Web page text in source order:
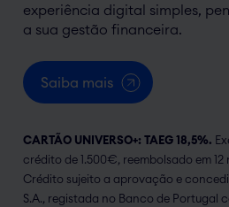
experiência digital simples,
a sua gestão financeira.
Saiba mais
CARTÃO UNIVERSO+: TAEG 18,5%.
crédito de 1.500€, reembolsado em 12
Crédito sujeito a aprovação e
S.A., registada no Banco de Portugal